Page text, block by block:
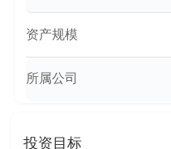
资产规模
所属公司
投资目标